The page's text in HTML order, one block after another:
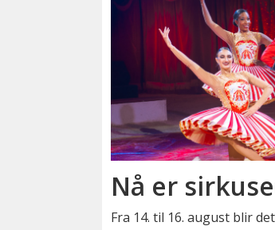
Nå er
Fra 14. til 16. august blir